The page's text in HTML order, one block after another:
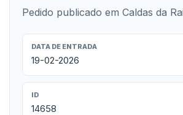
Pedido publicado em Caldas da
DATA DE ENTRADA
19-02-2026
ID
14658